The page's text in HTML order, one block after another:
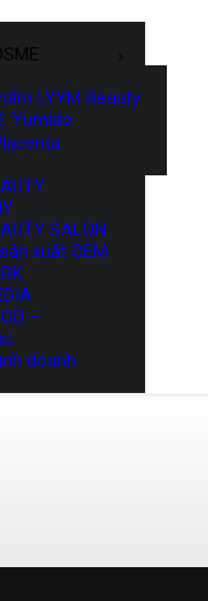
LYYM Beauty
Yumido
SALON
xuất OEM
–
doanh